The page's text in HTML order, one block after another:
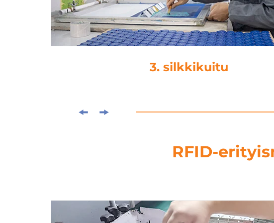
3. silkkikuitu
RFID-